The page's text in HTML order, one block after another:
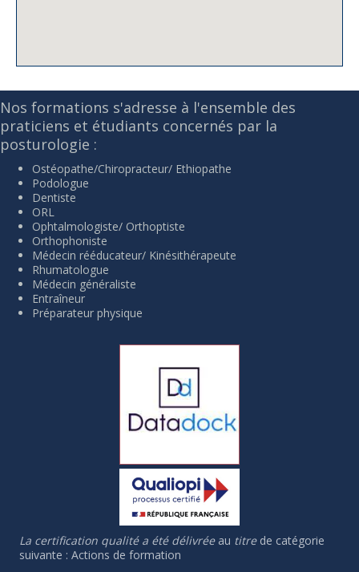
Nos formations s'adresse à l'ensemble des
praticiens et étudiants concernés par la
posturologie :
Ostéopathe/Chiropracteur/ Ethiopathe
Podologue
Dentiste
ORL
Ophtalmologiste/ Orthoptiste
Orthophoniste
Médecin rééducateur/ Kinésithérapeute
Rhumatologue
Médecin généraliste
Entraîneur
Préparateur physique
La certification qualité a été délivréeau titrede catégorie
suivante : Actions de formation